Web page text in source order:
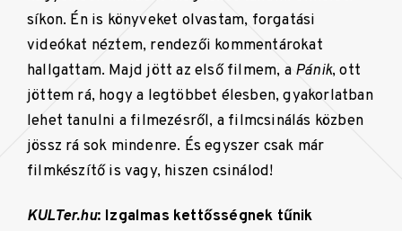
síkon. Én is könyveket olvastam, forgatási
videókat néztem, rendezői kommentárokat
hallgattam. Majd jött az első filmem, a Pánik, ott
jöttem rá, hogy a legtöbbet élesben, gyakorlatban
lehet tanulni a filmezésről, a filmcsinálás közben
jössz rá sok mindenre. És egyszer csak már
filmkészítő is vagy, hiszen csinálod!
KULTer.hu: Izgalmas kettősségnek tűnik